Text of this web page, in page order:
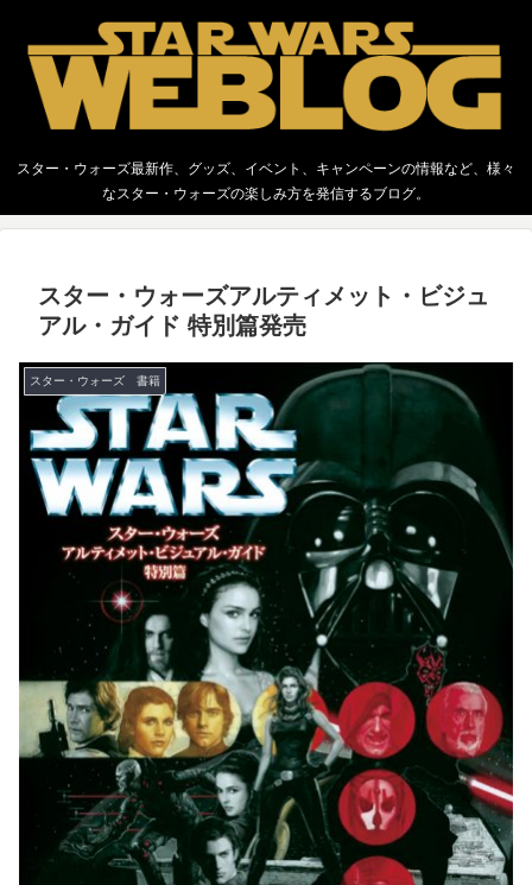
スター・ウォーズ最新作、グッズ、イベント、キャンペーンの情報など、様々
なスター・ウォーズの楽しみ方を発信するブログ。
スター・ウォーズアルティメット・ビジュ
アル・ガイド 特別篇発売
スター・ウォーズ 書籍